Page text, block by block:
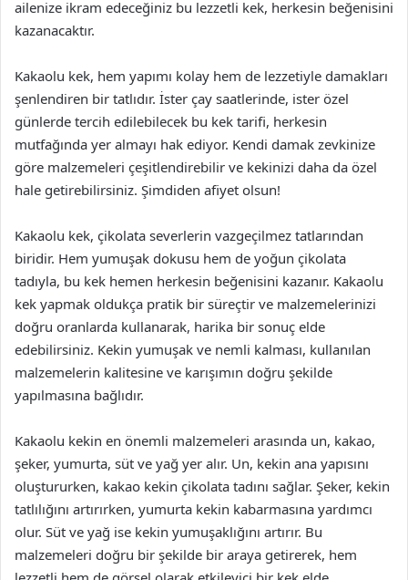
ailenize ikram edeceğiniz bu lezzetli kek, herkesin beğenisini
kazanacaktır.
Kakaolu kek, hem yapımı kolay hem de lezzetiyle damakları
şenlendiren bir tatlıdır. İster çay saatlerinde, ister özel
günlerde tercih edilebilecek bu kek tarifi, herkesin
mutfağında yer almayı hak ediyor. Kendi damak zevkinize
göre malzemeleri çeşitlendirebilir ve kekinizi daha da özel
hale getirebilirsiniz. Şimdiden afiyet olsun!
Kakaolu kek, çikolata severlerin vazgeçilmez tatlarından
biridir. Hem yumuşak dokusu hem de yoğun çikolata
tadıyla, bu kek hemen herkesin beğenisini kazanır. Kakaolu
kek yapmak oldukça pratik bir süreçtir ve malzemelerinizi
doğru oranlarda kullanarak, harika bir sonuç elde
edebilirsiniz. Kekin yumuşak ve nemli kalması, kullanılan
malzemelerin kalitesine ve karışımın doğru şekilde
yapılmasına bağlıdır.
Kakaolu kekin en önemli malzemeleri arasında un, kakao,
şeker, yumurta, süt ve yağ yer alır. Un, kekin ana yapısını
oluştururken, kakao kekin çikolata tadını sağlar. Şeker, kekin
tatlılığını artırırken, yumurta kekin kabarmasına yardımcı
olur. Süt ve yağ ise kekin yumuşaklığını artırır. Bu
malzemeleri doğru bir şekilde bir araya getirerek, hem